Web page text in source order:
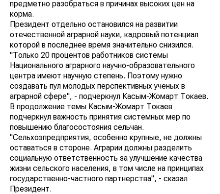
предметно разобраться в причинах высоких цен на
корма.
Президент отдельно остановился на развитии
отечественной аграрной науки, кадровый потенциал
которой в последнее время значительно снизился.
"Только 20 процентов работников системы
Национального аграрного научно-образовательного
центра имеют научную степень. Поэтому нужно
создавать пул молодых перспективных ученых в
аграрной сфере", - подчеркнул Касым-Жомарт Токаев.
В продолжение темы Касым-Жомарт Токаев
подчеркнул важность принятия системных мер по
повышению благосостояния сельчан.
"Сельхозпредприятия, особенно крупные, не должны
оставаться в стороне. Аграрии должны разделить
социальную ответственность за улучшение качества
жизни сельского населения, в том числе на принципах
государственно-частного партнерства", - сказал
Президент.